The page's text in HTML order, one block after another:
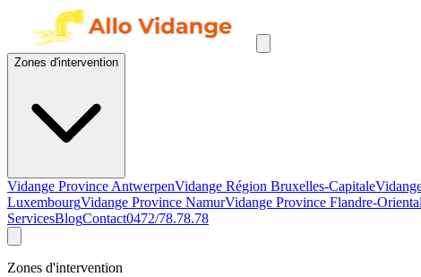
Zones d'intervention
Vidange Province AntwerpenVidange Région Bruxelles-Capitale
LuxembourgVidange Province NamurVidange Province Flandre-
ServicesBlogContact0472/78.78.78
Zones d'intervention